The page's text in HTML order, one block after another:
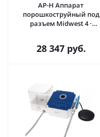
AP-H Аппарат
порошкоструйный под
разъем Midwest 4 ·
28 347руб.